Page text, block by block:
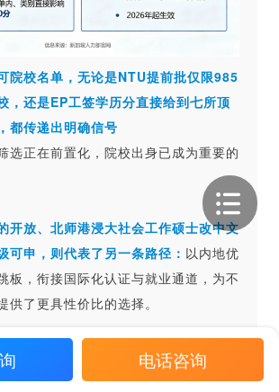
院校名单，无论是NTU提前批仅限985
，还是EP工签学历分直接给到七所顶
都传递出明确信号
正在前置化，院校出身已成为重要的
开放、北师港浸大社会工作硕士改中文
可申，则代表了另一条路径： 以内地优
板，衔接国际化认证与就业通道，为不
供了更具性价比的选择。
讲季的名人金句，则从观念层面呼应了
黄仁勋强调“AI不会取代人，但会用AI
电话咨询